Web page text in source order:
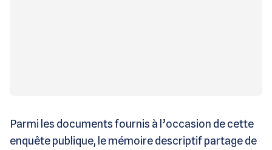
Parmi les documents fournis à l’occasion de cette
enquête publique, le mémoire descriptif partage de